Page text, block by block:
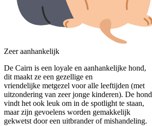
Zeer aanhankelijk
De Cairn is een loyale en aanhankelijke hond,
dit maakt ze een gezellige en
vriendelijke metgezel voor alle leeftijden (met
uitzondering van zeer jonge kinderen). De hond
vindt het ook leuk om in de spotlight te staan,
maar zijn gevoelens worden gemakkelijk
gekwetst door een uitbrander of mishandeling.